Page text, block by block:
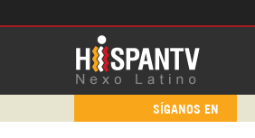
SÍGANOS EN